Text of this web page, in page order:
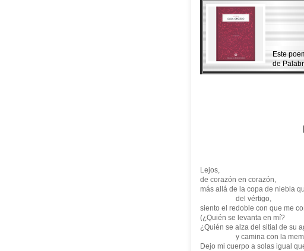
Este
de
Lejos,
de corazón en corazón,
más allá de la copa de niebla
del vértigo,
siento el redoble con que me
(¿Quién se levanta en mí?
¿Quién se alza del sitial de su
y camina con la
Dejo mi cuerpo a solas igual